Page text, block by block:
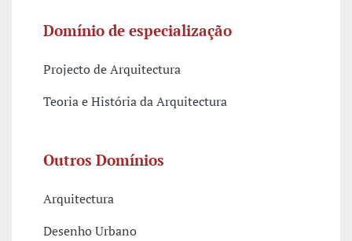
Domínio de especialização
Projecto de Arquitectura
Teoria e História da Arquitectura
Outros Domínios
Arquitectura
Desenho Urbano